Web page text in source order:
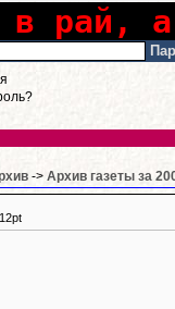
в рай,
-> Архив газеты за
12pt